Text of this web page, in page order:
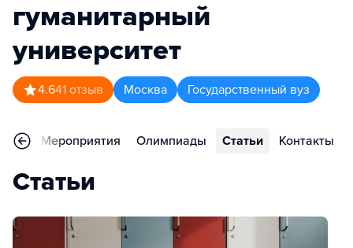
гуманитарный
университет
4.641 отзыв Москва Государственный вуз
Мероприятия Олимпиады Статьи Контакты
Статьи